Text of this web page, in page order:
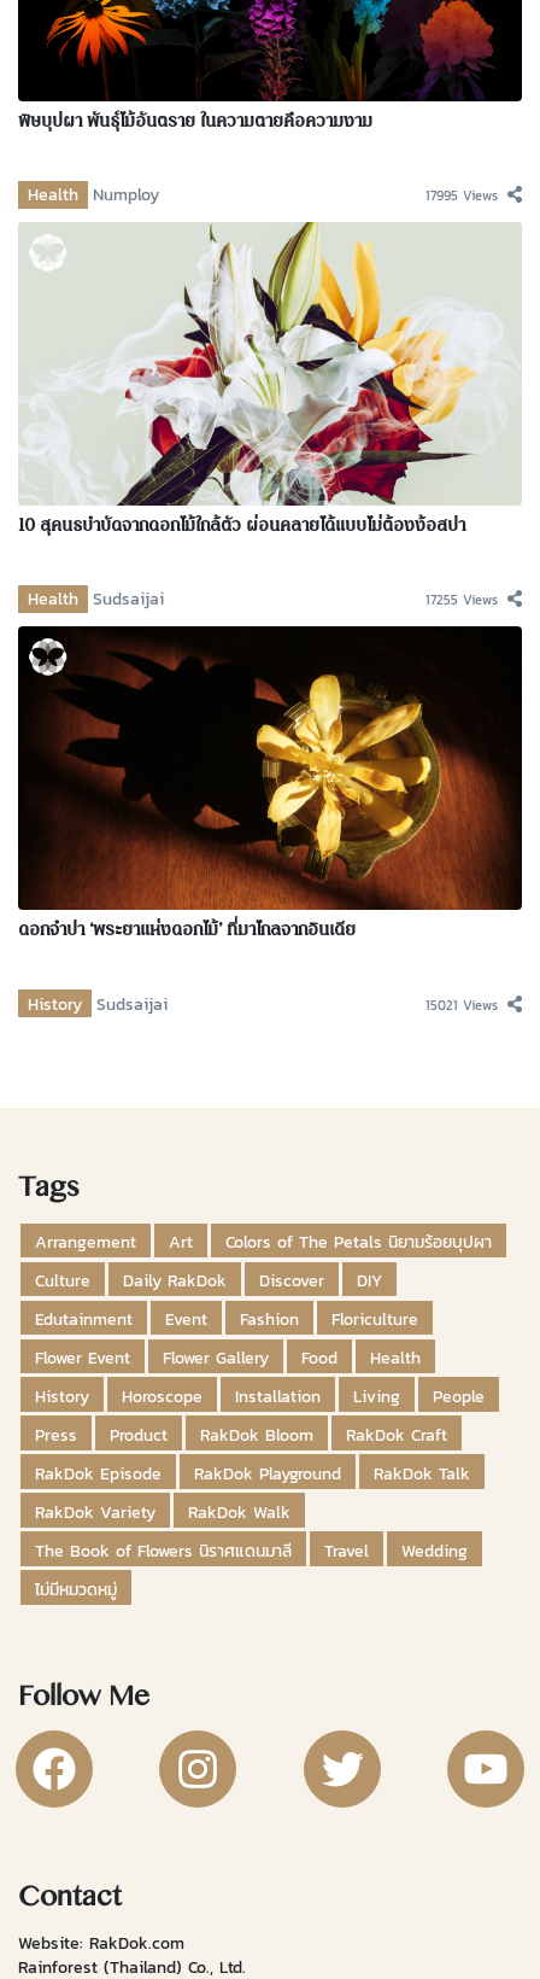
พิษบุปผา พันธุ์ไม้อันตราย ในความตายคือความงาม
Health Numploy 17995 Views
10 สุคนธบำบัดจากดอกไม้ใกล้ตัว ผ่อนคลายได้แบบไม่ต้องง้อสปา
Health Sudsaijai 17255 Views
ดอกจำปา ‘พระยาแห่งดอกไม้’ ที่มาไกลจากอินเดีย
History Sudsaijai 15021 Views
Tags
Arrangement Art
Colors of The Petals นิยามร้อยบุปผา
Culture
Daily RakDok Discover
DIY
Edutainment
Event Fashion
Floriculture
Flower Event
Flower Gallery Food
Health
History
Horoscope Installation Living
People
Press
Product RakDok Bloom
RakDok Craft
RakDok Episode
RakDok Playground
RakDok Talk
RakDok Variety
RakDok Walk
The Book of Flowers นิราศแดนมาลี
Travel
Wedding
ไม่มีหมวดหมู่
Follow Me
RakDok Channel FacebookRakDok Channel Instagram
RakDok Twitter Rakdok
Contact
Website: RakDok.com
Rainforest (Thailand) Co., Ltd.